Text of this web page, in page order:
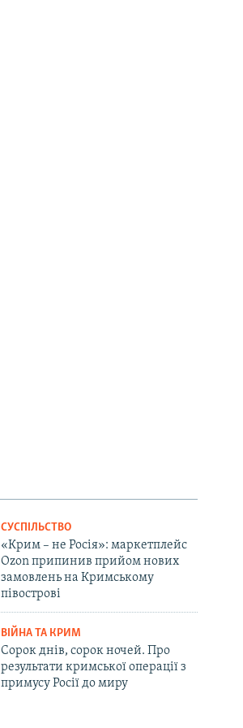
СУСПІЛЬСТВО
«Крим – не Росія»: маркетплейс
Ozon припинив прийом нових
замовлень на Кримському
півострові
ВІЙНА ТА КРИМ
Сорок днів, сорок ночей. Про
результати кримської операції з
примусу Росії до миру